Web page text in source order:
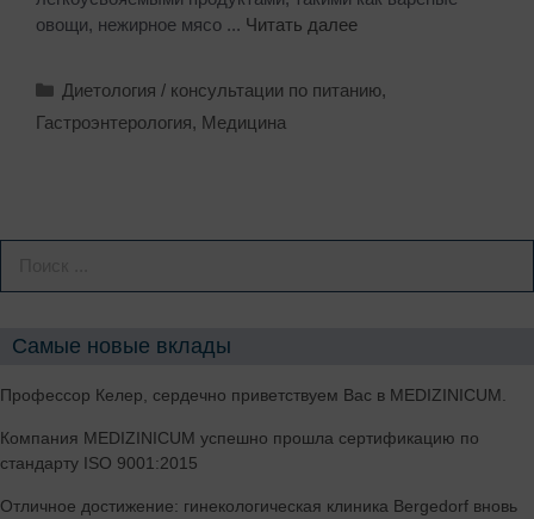
овощи, нежирное мясо ... Читать далее
Диетология / консультации по питанию,
Гастроэнтерология, Медицина
Самые новые вклады
Профессор Келер, сердечно приветствуем Вас в MEDIZINICUM.
Компания MEDIZINICUM успешно прошла сертификацию по
стандарту ISO 9001:2015
Отличное достижение: гинекологическая клиника Bergedorf вновь